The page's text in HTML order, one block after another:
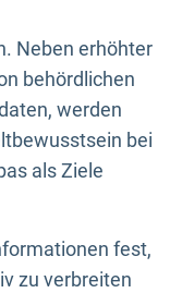
Neben erhöhter
behördlichen
werden
bei
als Ziele
fest,
zu verbreiten